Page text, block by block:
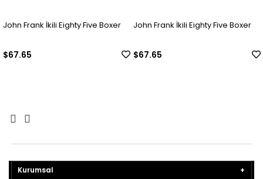
John Frank İkili Eighty Five Boxer
$67.65
John Frank İkili Eighty Five Boxer
$67.65
Kurumsal